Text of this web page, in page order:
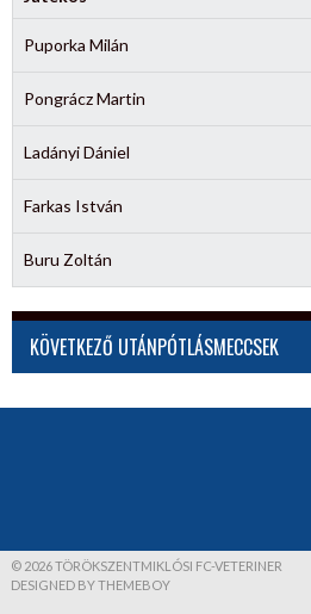
Puporka Milán
Pongrácz Martin
Ladányi Dániel
Farkas István
Buru Zoltán
KÖVETKEZŐ UTÁNPÓTLÁSMECCSEK
© 2026 TÖRÖKSZENTMIKLÓSI FC-VETERINER
DESIGNED BY THEMEBOY